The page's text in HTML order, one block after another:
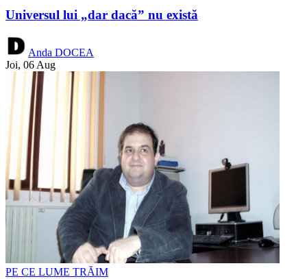
Universul lui „dar dacă” nu există
Anda DOCEA
Joi, 06 Aug
PE CE LUME TRĂIM